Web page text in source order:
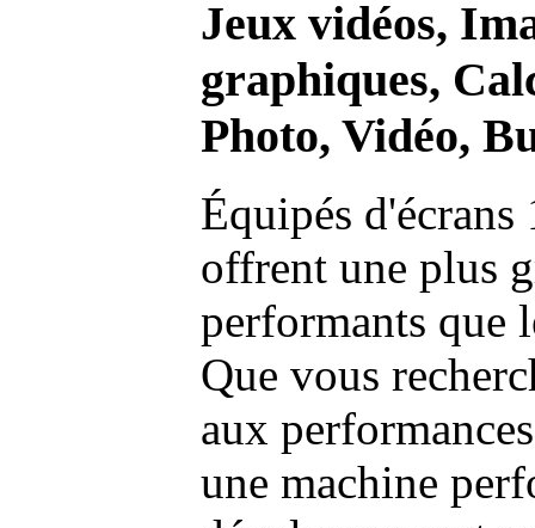
Jeux vidéos,
graphiques,
Photo, Vidéo,
Équipés
offrent une plus
performants que
Que vous
aux
une machine